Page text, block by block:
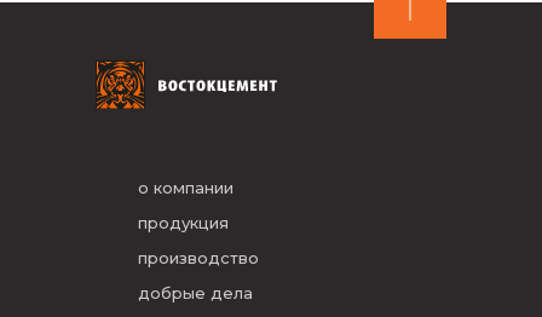
о компании
продукция
производство
добрые дела